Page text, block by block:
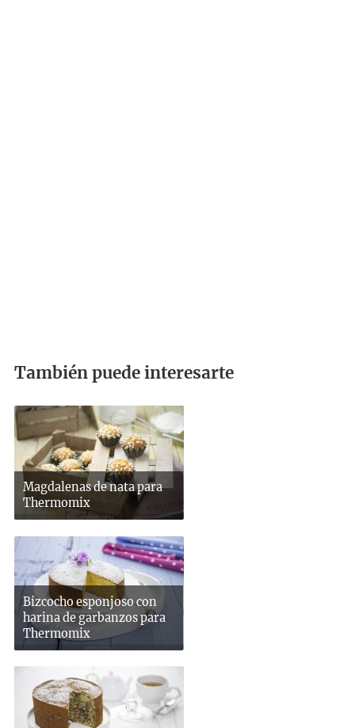
También puede interesarte
Magdalenas de nata para
Thermomix
Bizcocho esponjoso con
harina de garbanzos para
Thermomix